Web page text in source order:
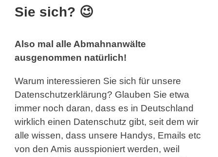
Sie sich? 😉
Also mal alle Abmahnanwälte
ausgenommen natürlich!
Warum interessieren Sie sich für unsere
Datenschutzerklärung? Glauben Sie etwa
immer noch daran, dass es in Deutschland
wirklich einen Datenschutz gibt, seit dem wir
alle wissen, dass unsere Handys, Emails etc
von den Amis ausspioniert werden, weil